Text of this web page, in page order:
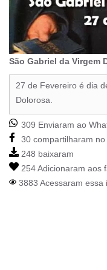
São Gabriel da Virgem
27 de Fevereiro é dia
Dolorosa.
309 Enviaram ao
30 compartilharam
248 baixaram
254 Adicionaram aos
3883 Acessaram essa